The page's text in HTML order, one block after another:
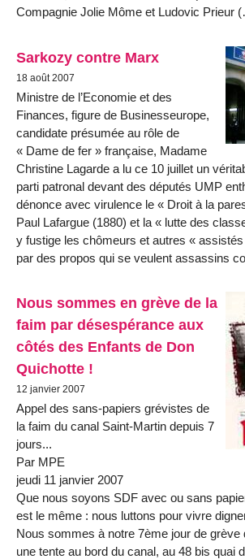
Compagnie Jolie Môme et Ludovic Prieur
Sarkozy contre Marx
18 août 2007
Ministre de l’Economie et des
Finances, figure de Businesseurope,
candidate présumée au rôle de
« Dame de fer » française, Madame
Christine Lagarde a lu ce 10 juillet un
parti patronal devant des députés UMP
dénonce avec virulence le « Droit à la
Paul Lafargue (1880) et la « lutte des
y fustige les chômeurs et autres «
par des propos qui se veulent assassins
Nous sommes en grève de la
faim par désespérance aux
côtés des Enfants de Don
Quichotte !
12 janvier 2007
Appel des sans-papiers grévistes de
la faim du canal Saint-Martin depuis 7
jours...
Par MPE
jeudi 11 janvier 2007
Que nous soyons SDF avec ou sans
est le même : nous luttons pour vivre
Nous sommes à notre 7ème jour de grève
une tente au bord du canal, au 48 bis quai